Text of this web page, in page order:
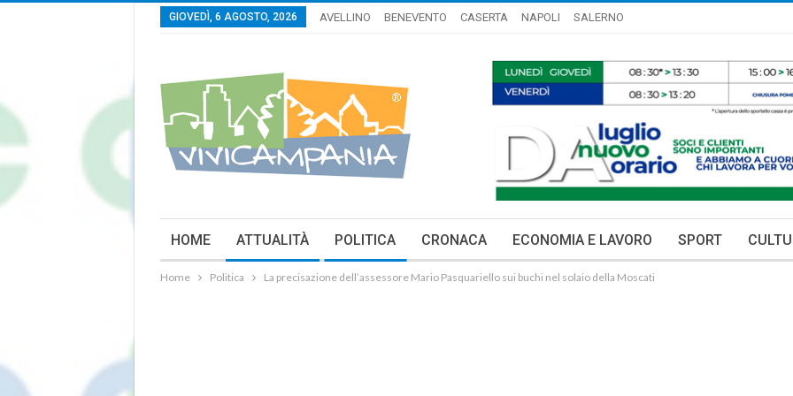
GIOVEDÌ, 6 AGOSTO, 2026 AVELLINO BENEVENTO CASERTA NAPOLI SALERNO
HOME ATTUALITÀ POLITICA CRONACA ECONOMIA E LAVORO SPORT
Home Politica La precisazione dell’assessore Mario Pasquariello sui buchi nel solaio della Moscati